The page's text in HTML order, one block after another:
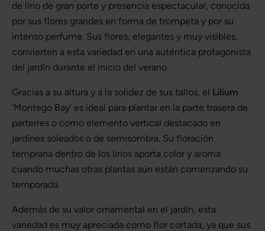
de lirio de gran porte y presencia espectacular, conocida
por sus flores grandes en forma de trompeta y por su
intenso perfume. Sus flores, elegantes y muy visibles,
convierten a esta variedad en una auténtica protagonista
del jardín durante el inicio del verano.
Gracias a su altura y a la solidez de sus tallos, el Lilium
‘Montego Bay’ es ideal para plantar en la parte trasera de
parterres o como elemento vertical destacado en
jardines soleados o de semisombra. Su floración
temprana dentro de los lirios aporta color y aroma
cuando muchas otras plantas aún están comenzando su
temporada.
Además de su valor ornamental en el jardín, esta
variedad es muy apreciada como flor cortada, ya que sus